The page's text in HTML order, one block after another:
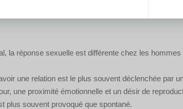
la réponse sexuelle est différente chez les
une relation est le plus souvent déclenchée par
une proximité émotionnelle et un désir de
plus souvent provoqué que spontané.